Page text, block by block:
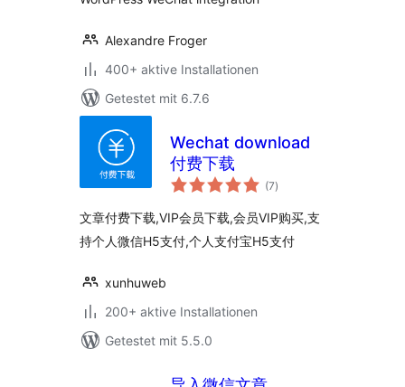
Alexandre Froger
400+ aktive Installationen
Getestet mit 6.7.6
Wechat download
付费下载
(7Bewertungen
insgesamt
)
文章付费下载,VIP会员下载,会员VIP购买,支
持个人微信H5支付,个人支付宝H5支付
xunhuweb
200+ aktive Installationen
Getestet mit 5.5.0